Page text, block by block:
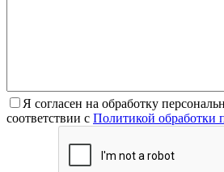
Я согласен на обработку
соответствии с Политикой обработки